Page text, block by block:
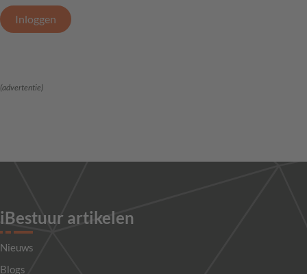
Inloggen
(advertentie)
iBestuur artikelen
Nieuws
Blogs